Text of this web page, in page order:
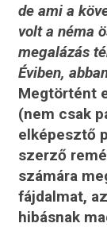
de ami a
volt a néma
megalázás
Éviben,
Megtörtént
(nem csak
elképesztő
szerző
számára
fájdalmat,
hibásnak